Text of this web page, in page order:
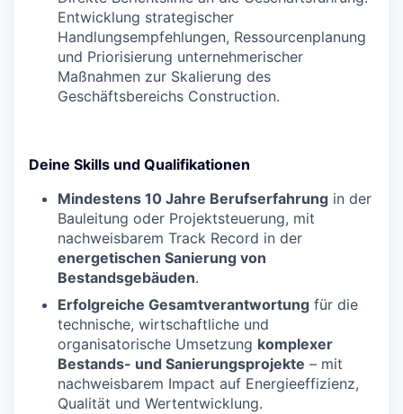
Entwicklung strategischer
Handlungsempfehlungen, Ressourcenplanung
und Priorisierung unternehmerischer
Maßnahmen zur Skalierung des
Geschäftsbereichs Construction.
Deine Skills und Qualifikationen
Mindestens 10 Jahre Berufserfahrung in der
Bauleitung oder Projektsteuerung, mit
nachweisbarem Track Record in der
energetischen Sanierung von
Bestandsgebäuden.
Erfolgreiche Gesamtverantwortung für die
technische, wirtschaftliche und
organisatorische Umsetzung komplexer
Bestands- und Sanierungsprojekte – mit
nachweisbarem Impact auf Energieeffizienz,
Qualität und Wertentwicklung.